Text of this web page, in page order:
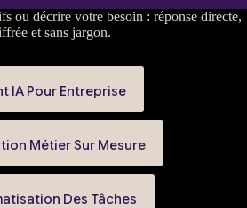
ou décrire votre besoin : réponse directe,
et sans jargon.
IA Pour Entreprise
Métier Sur Mesure
Des Tâches